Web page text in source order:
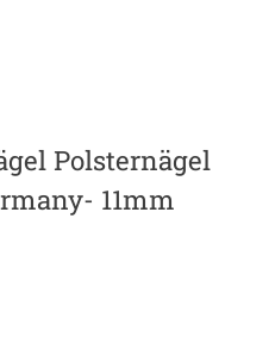
Polsternägel
11mm